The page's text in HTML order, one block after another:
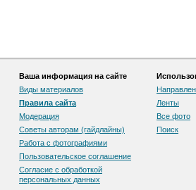
Ваша информация на сайте
Виды материалов
Правила сайта
Модерация
Советы авторам (гайдлайны)
Работа с фотографиями
Пользовательскоe соглашение
Согласие с обработкой
персональных данных
Ленты
Все фото
Поиск